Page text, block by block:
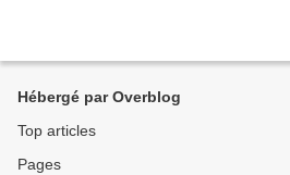
Hébergé par Overblog
Top articles
Pages